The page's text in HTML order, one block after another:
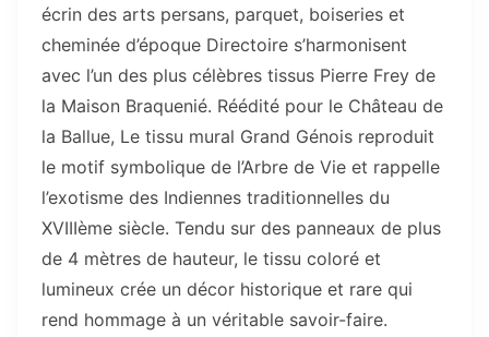
écrin des arts persans, parquet, boiseries et
cheminée d’époque Directoire s’harmonisent
avec l’un des plus célèbres tissus Pierre Frey de
la Maison Braquenié. Réédité pour le Château de
la Ballue, Le tissu mural Grand Génois reproduit
le motif symbolique de l’Arbre de Vie et rappelle
l’exotisme des Indiennes traditionnelles du
XVIIIème siècle. Tendu sur des panneaux de plus
de 4 mètres de hauteur, le tissu coloré et
lumineux crée un décor historique et rare qui
rend hommage à un véritable savoir-faire.